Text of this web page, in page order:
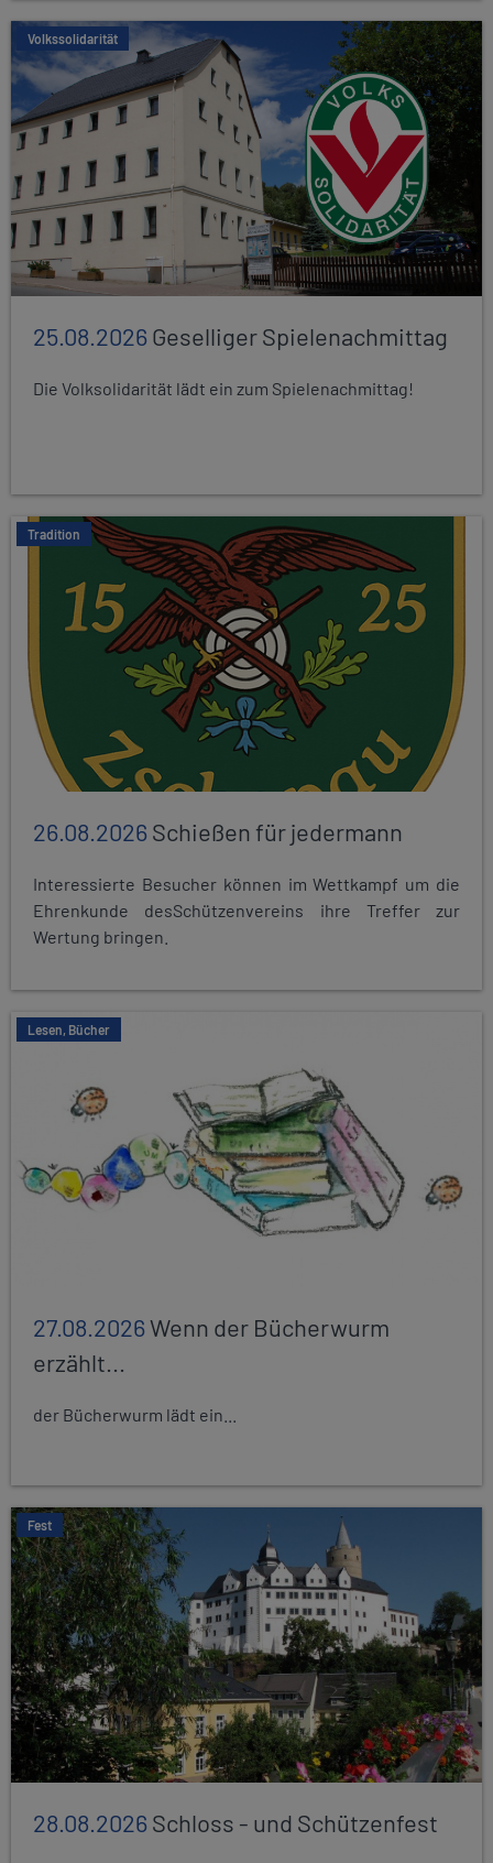
Volkssolidarität
25.08.2026Geselliger Spielenachmittag
Die Volksolidarität lädt ein zum Spielenachmittag!
Tradition
26.08.2026Schießen für jedermann
Interessierte Besucher können im Wettkampf um die
Ehrenkunde desSchützenvereins ihre Treffer zur
Wertung bringen.
Lesen, Bücher
27.08.2026Wenn der Bücherwurm
erzählt...
der Bücherwurm lädt ein...
Fest
28.08.2026Schloss - und Schützenfest